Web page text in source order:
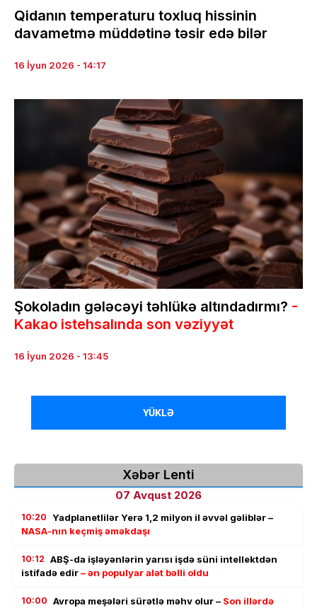
Qidanın temperaturu toxluq hissinin
davametmə müddətinə təsir edə bilər
16 İyun 2026 - 14:17
Şokoladın gələcəyi təhlükə altındadırmı? -
Kakao istehsalında son vəziyyət
16 İyun 2026 - 13:45
YÜKLƏ
Xəbər Lenti
07 Avqust 2026
10:20 Yadplanetlilər Yerə 1,2 milyon il əvvəl gəliblər –
NASA-nın keçmiş əməkdaşı
10:12 ABŞ-da işləyənlərin yarısı işdə süni intellektdən
istifadə edir– ən populyar alət bəlli oldu
10:00 Avropa meşələri sürətlə məhv olur – Son illərdə